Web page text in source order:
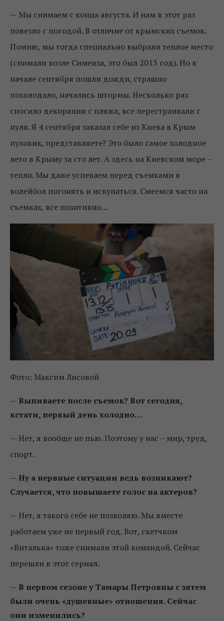
— Мы снимаем с конца августа. И нам в этот раз
повезло с погодой. В отличие от крымских съемок.
Помню, мы тогда специально выбрали теплое место
(снимали возле Симеиза, это был 2013 год). Но в
начале сентября пошли дожди, страшно
похолодало, начались штормы. Несколько раз
сносило декорации с пляжа, все перестраивали с
нуля. Я 4 сентября заказал себе из Киева в Крым
пуховик, представляете? Это было самое холодное
лето в Крыму за сто лет. А здесь на Киевском море –
тепло. Мы даже успеваем перед съемками в
волейбол погонять и искупаться. Смеемся часто на
съемках, все позитивно…
Фото: Максим Лисовой
— Выпиваете после съемок? Вот сегодня,
кстати, первый день холодно…
— Нет, я вообще не пью. Поэтому у нас – мир, труд,
спорт.
— Ну а нервные ситуации ведь возникают?
Случается, что повышаете голос на актеров?
— Нет, я такого себе не позволяю. Мы вместе
работаем уже не первый год. Вот, скетчком
«Виталька» тоже снимали этой командой. Сейчас
перешли в этот сериал.
— В первом сезоне у Тамары Петровны с зятем
были очень «душевные» отношения. Сейчас
они изменились?